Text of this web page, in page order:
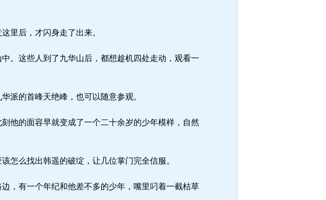
里后，才闪身走了出来。
。这些人到了九华山后，都想趁机四处走动，观看一
派的首峰天绝峰，也可以随意参观。
他的面容早就变成了一个二十余岁的少年模样，自然
怎么找出韩遥的破绽，让几位掌门完全信服。
，有一个年纪和他差不多的少年，嘴里叼着一截枯草